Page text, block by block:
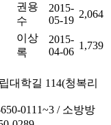
권용
수
2015-
05-19
2,064
이상
록
2015-
04-06
1,739
대학길 114(청복리
0111~3 / 소방방